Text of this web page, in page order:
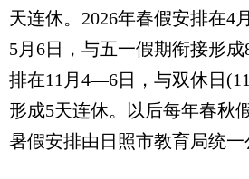
天连休。2026年春假安排在4
5月6日，与五一假期衔接形
排在11月4—6日，与双休日
形成5天连休。以后每年春秋
暑假安排由日照市教育局统一